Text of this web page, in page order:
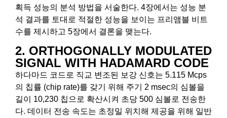
획득 성능의 분석 방법을 서술한다. 4장에서는 성능 분
석 결과를 토대로 적절한 성능을 보이는 프리앰블 비트
수를 제시하고 5장에서 결론을 맺는다.
2. ORTHOGONALLY MODULATED
SIGNAL WITH HADAMARD CODE
하다마드 코드로 직교 변조된 보강 신호는 5.115 Mcps
의 칩률 (chip rate)를 갖기 위해 주기 2 msec의 심볼을
길이 10,230 칩으로 확산시켜 초당 500 심볼로 전송한
다. 데이터 전송 속도는 초정밀 위치해 제공을 위해 일반